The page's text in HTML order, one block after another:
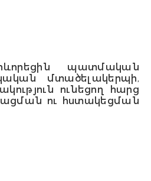
պատմական
մտածելակերպի,
ունեցող հարց
ու հստակեցման